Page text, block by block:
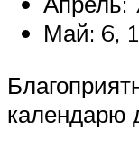
Май: 6,
календарю